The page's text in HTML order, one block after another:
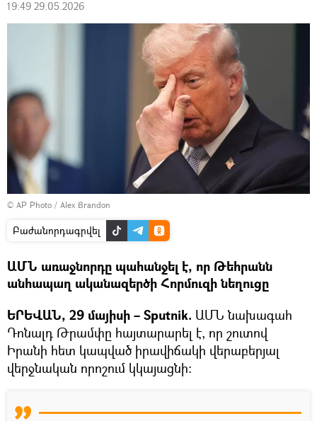
19:49 29.05.2026
© AP Photo / Alex Brandon
Բաժանորդագրվել
ԱՄՆ առաջնորդը պահանջել է, որ Թեհրանն
անհապաղ ականազերծի Հորմուզի նեղուցը
ԵՐԵՎԱՆ, 29 մայիսի – Sputnik. ԱՄՆ նախագահ
Դոնալդ Թրամփը հայտարարել է, որ շուտով
Իրանի հետ կապված իրավիճակի վերաբերյալ
վերջնական որոշում կկայացնի։